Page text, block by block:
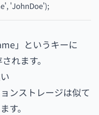
'JohnDoe');
」というキーに
れます。
ンストレージは似て
す。